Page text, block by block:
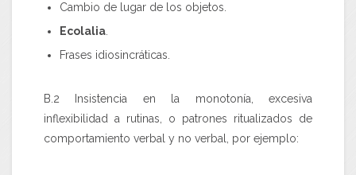
Cambio de lugar de los objetos.
Ecolalia
Frases idiosincráticas.
B.2 Insistencia en la monotonía, excesiva
inflexibilidad a rutinas, o patrones ritualizados de
comportamiento verbal y no verbal, por ejemplo: